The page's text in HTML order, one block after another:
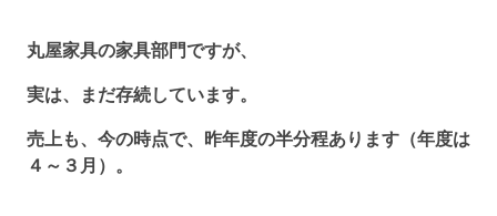
丸屋家具の家具部門ですが、
実は、まだ存続しています。
売上も、今の時点で、昨年度の半分程あります（年度は
４～３月）。